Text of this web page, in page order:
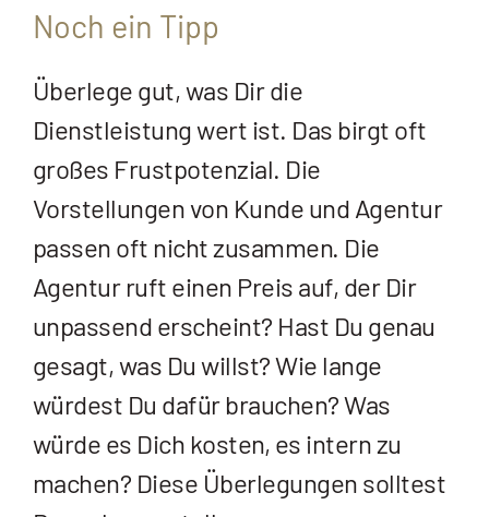
Noch ein Tipp
Überlege gut, was Dir die
Dienstleistung wert ist. Das birgt oft
großes Frustpotenzial. Die
Vorstellungen von Kunde und Agentur
passen oft nicht zusammen. Die
Agentur ruft einen Preis auf, der Dir
unpassend erscheint? Hast Du genau
gesagt, was Du willst? Wie lange
würdest Du dafür brauchen? Was
würde es Dich kosten, es intern zu
machen? Diese Überlegungen solltest